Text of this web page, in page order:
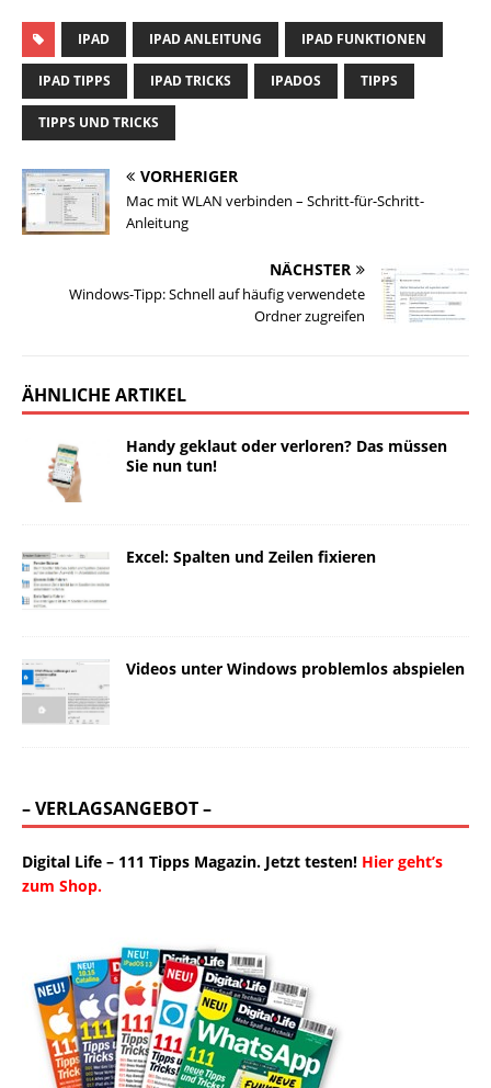
IPAD IPAD ANLEITUNG IPAD FUNKTIONEN
IPAD TIPPS IPAD TRICKS IPADOS TIPPS
TIPPS UND TRICKS
VORHERIGER
Mac mit WLAN verbinden – Schritt-für-Schritt-
Anleitung
NÄCHSTER
Windows-Tipp: Schnell auf häufig verwendete
Ordner zugreifen
ÄHNLICHE ARTIKEL
Handy geklaut oder verloren? Das müssen
Sie nun tun!
Excel: Spalten und Zeilen fixieren
Videos unter Windows problemlos abspielen
– VERLAGSANGEBOT –
Digital Life – 111 Tipps Magazin. Jetzt testen! Hier geht’s
zum Shop.